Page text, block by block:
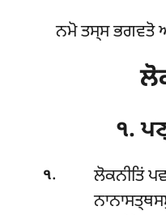
ਨਮੋ ਤਸ੍ਸ ਭਗਵਤੋ
੧.
੧. ਲੋਕਨੀਤਿਂ